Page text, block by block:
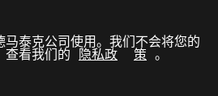
泰克公司使用。我们不会将您的
看我们的 隐私政 策 。